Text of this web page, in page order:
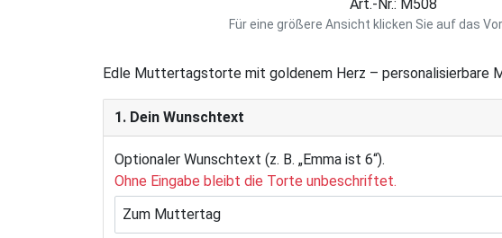
Art.-Nr.: M508
Für eine größere Ansicht klicken Sie auf das
Edle Muttertagstorte mit goldenem Herz – personalisierbare
1. Dein Wunschtext
Optionaler Wunschtext (z. B. „Emma ist 6“).
Ohne Eingabe bleibt die Torte unbeschriftet.